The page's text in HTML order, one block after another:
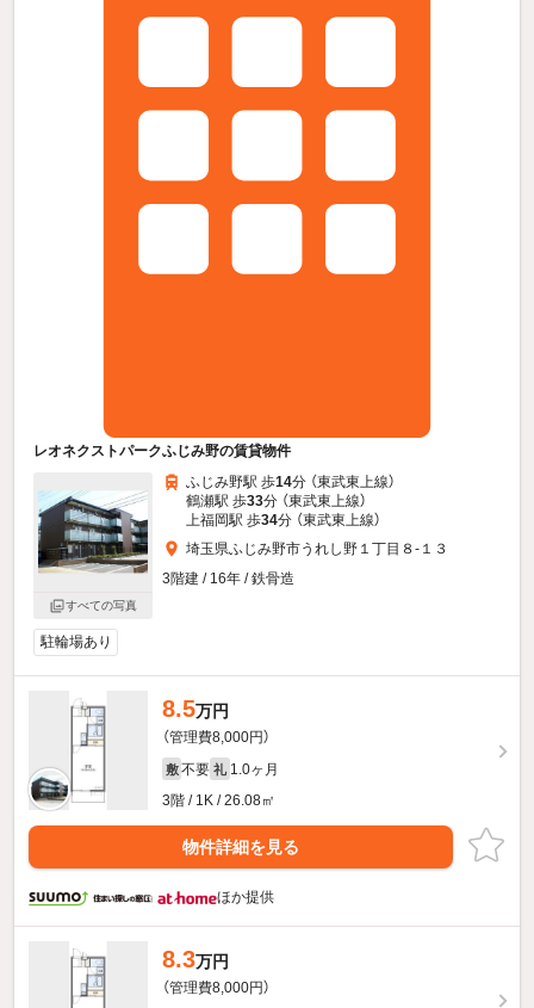
レオネクストパークふじみ野の賃貸物件
すべての写真
ふじみ野駅 歩14分 （東武東上線）
鶴瀬駅 歩33分 （東武東上線）
上福岡駅 歩34分 （東武東上線）
埼玉県ふじみ野市うれし野１丁目８-１３
3階建 / 16年 / 鉄骨造
駐輪場あり
8.5万円
（管理費8,000円）
敷 不要 礼 1.0ヶ月
3階 / 1K / 26.08㎡
物件詳細を見る
ほか提供
8.3万円
（管理費8,000円）